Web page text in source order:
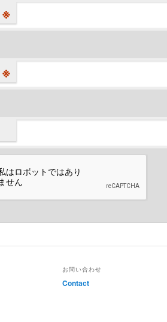
※
※
お問い合わせ
Contact